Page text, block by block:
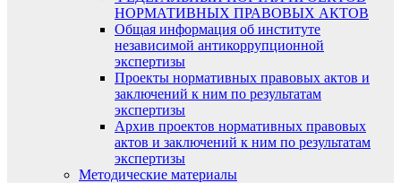
НОРМАТИВНЫХ ПРАВОВЫХ АКТОВ
Общая информация об институте
независимой антикоррупционной
экспертизы
Проекты нормативных правовых актов и
заключений к ним по результатам
экспертизы
Архив проектов нормативных правовых
актов и заключений к ним по результатам
экспертизы
Методические материалы